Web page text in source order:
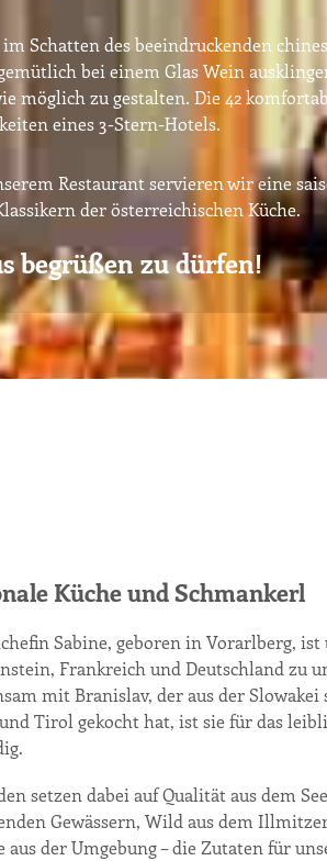
Schatten des beeindruckenden
bei einem Glas Wein
möglich zu gestalten. Die 42
eines 3-Stern-Hotels.
Restaurant servieren wir eine
der österreichischen Küche.
begrüßen zu dürfen!
Küche und Schmankerl
Sabine, geboren in Vorarlberg,
Frankreich und Deutschland zu
mit Branislav, der aus der
Tirol gekocht hat, ist sie für das
setzen dabei auf Qualität aus dem
Gewässern, Wild aus dem
aus der Umgebung – die Zutaten für